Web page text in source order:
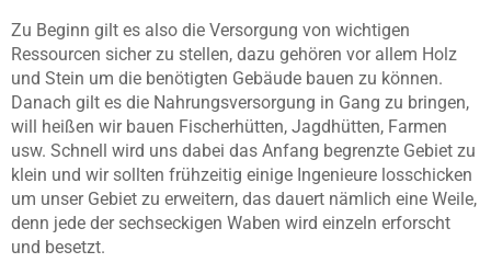
Zu Beginn gilt es also die Versorgung von wichtigen
Ressourcen sicher zu stellen, dazu gehören vor allem Holz
und Stein um die benötigten Gebäude bauen zu können.
Danach gilt es die Nahrungsversorgung in Gang zu bringen,
will heißen wir bauen Fischerhütten, Jagdhütten, Farmen
usw. Schnell wird uns dabei das Anfang begrenzte Gebiet zu
klein und wir sollten frühzeitig einige Ingenieure losschicken
um unser Gebiet zu erweitern, das dauert nämlich eine Weile,
denn jede der sechseckigen Waben wird einzeln erforscht
und besetzt.